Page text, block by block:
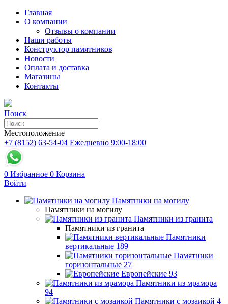
Главная
О компании
Отзывы о компании
Наши работы
Конструктор памятников
Новости
Оплата и доставка
Магазины
Контакты
Поиск
Местоположение
+7 (8152) 63-54-04 Ежедневно 9:00-18:00
0 Избранное 0 Корзина
Войти
Памятники на могилу
Памятники на могилу
Памятники из гранита
Памятники из гранита
Памятники
вертикальные 189
Памятники
горизонтальные 27
Европейские 93
Памятники из мрамора
94
Памятники с мозаикой 4